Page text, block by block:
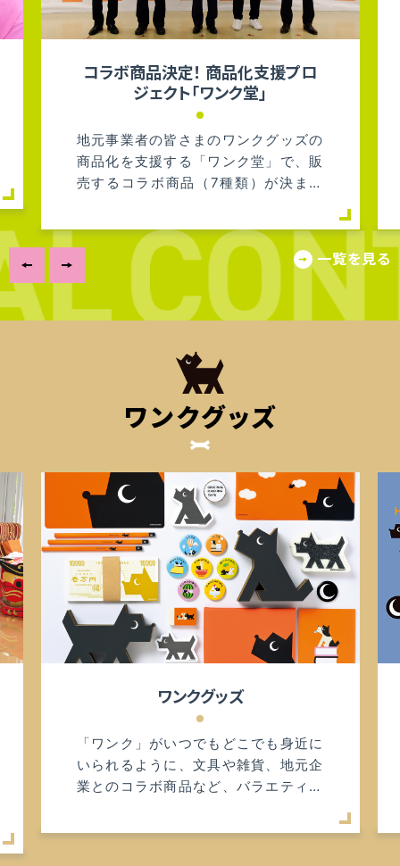
コラボ商品決定！ 商品化支援プロ
ジェクト「ワンク堂」
地元事業者の皆さまのワンクグッズの
商品化を支援する「ワンク堂」で、販
売するコラボ商品（7種類）が決まり
一覧を見る
ワンクグッズ
ワンクグッズ
「ワンク」がいつでもどこでも身近に
いられるように、文具や雑貨、地元企
業とのコラボ商品など、バラエティー